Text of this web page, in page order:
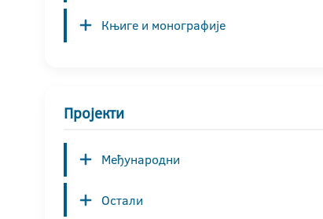
Књиге и монографије
Пројекти
Међународни
Остали